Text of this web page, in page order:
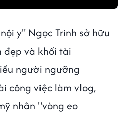
y" Ngọc Trinh sở hữu
đẹp và khối tài
người ngưỡng
công việc làm vlog,
nhân "vòng eo